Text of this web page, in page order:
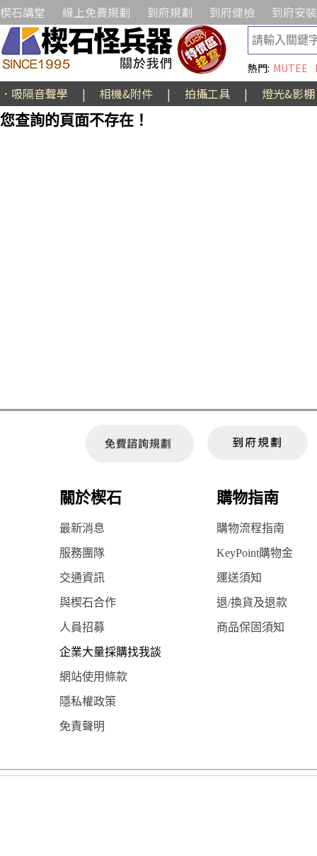
楔石講堂 線上免費規劃 到府規劃 到府健檢 到府安裝
熱門: MUTEE
．吸隔音聲學 | 相機&附件 | 拍攝工具 |
燈光&影棚
您查詢的頁面不存在！
關於楔石 購物指南
最新消息 購物流程指南
服務團隊 KeyPoint購物金
交通資訊 運送須知
與楔石合作 退/換貨及退款
人員招募 商品保固須知
企業大量採購找我談
網站使用條款
隱私權政策
免責聲明